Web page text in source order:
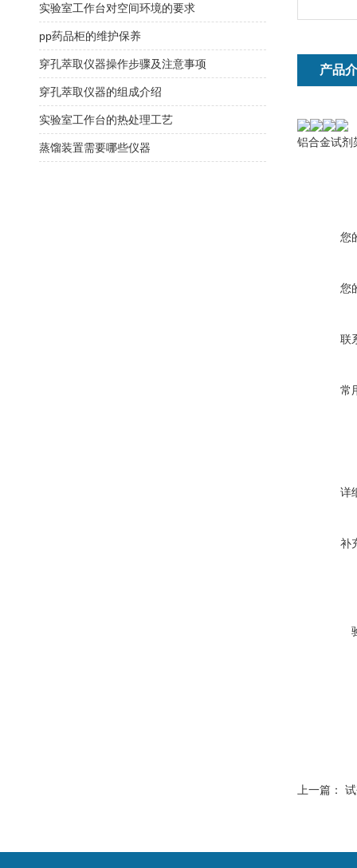
产品
铝合金试剂
您
您
联
常
详
补
上一篇： 试
实验室工作台对空间环境的要求
pp药品柜的维护保养
穿孔萃取仪器操作步骤及注意事项
穿孔萃取仪器的组成介绍
实验室工作台的热处理工艺
蒸馏装置需要哪些仪器